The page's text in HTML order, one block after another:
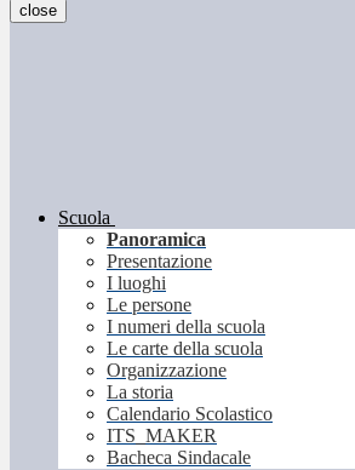
close
Scuola
Panoramica
Presentazione
I luoghi
Le persone
I numeri della scuola
Le carte della scuola
Organizzazione
La storia
Calendario Scolastico
ITS_MAKER
Bacheca Sindacale